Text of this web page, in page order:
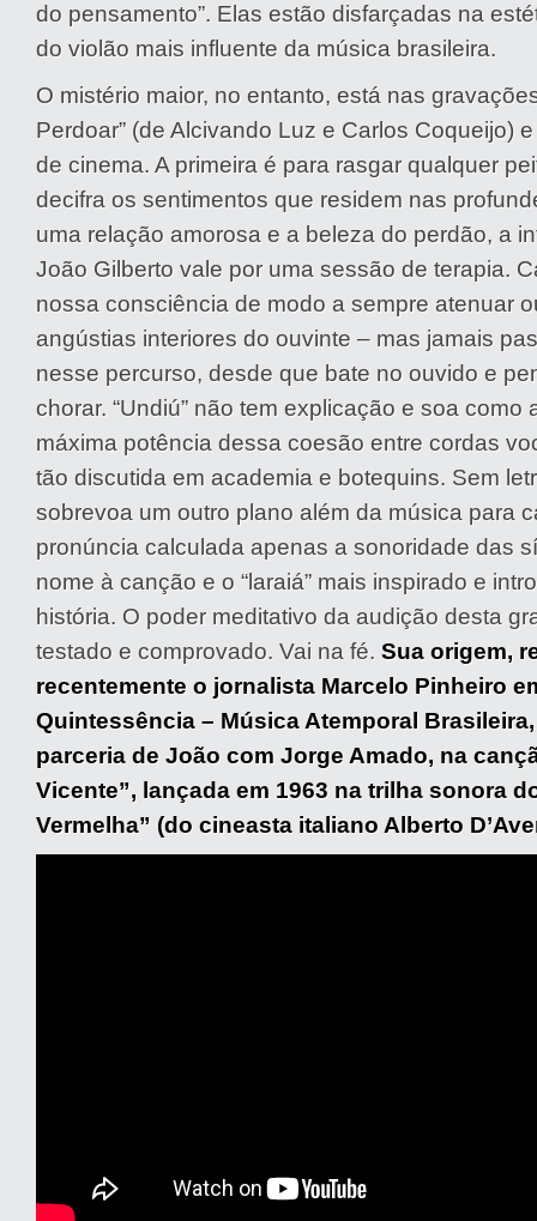
do pensamento”. Elas estão disfarçadas na
do violão mais influente da música brasileira.
O mistério maior, no entanto, está nas
Perdoar” (de Alcivando Luz e Carlos Coqueijo) e
de cinema. A primeira é para rasgar qualquer
decifra os sentimentos que residem nas
uma relação amorosa e a beleza do perdão, a
João Gilberto vale por uma sessão de terapia.
nossa consciência de modo a sempre atenuar
angústias interiores do ouvinte – mas jamais
nesse percurso, desde que bate no ouvido e
chorar. “Undiú” não tem explicação e soa como
máxima potência dessa coesão entre cordas
tão discutida em academia e botequins. Sem
sobrevoa um outro plano além da música para
pronúncia calculada apenas a sonoridade das
nome à canção e o “laraiá” mais inspirado e
história. O poder meditativo da audição desta
testado e comprovado. Vai na fé. Sua origem,
recentemente o jornalista Marcelo Pinheiro
Quintessência – Música Atemporal
parceria de João com Jorge Amado, na
Vicente”, lançada em 1963 na trilha sonora
Vermelha” (do cineasta italiano Alberto